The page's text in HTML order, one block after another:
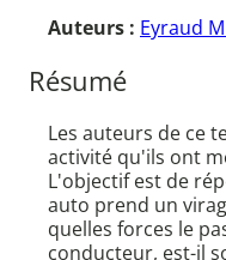
Auteurs : Eyraud
Résumé
Les auteurs de ce
activité qu'ils ont
L'objectif est de
auto prend un
quelles forces le
conducteur, est-il